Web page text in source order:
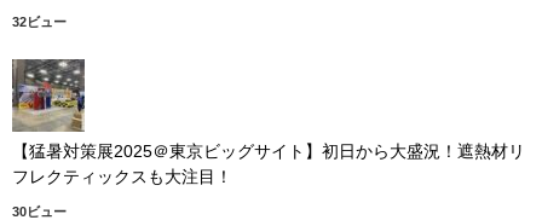
32ビュー
【猛暑対策展2025＠東京ビッグサイト】初日から大盛況！遮熱材リ
フレクティックスも大注目！
30ビュー